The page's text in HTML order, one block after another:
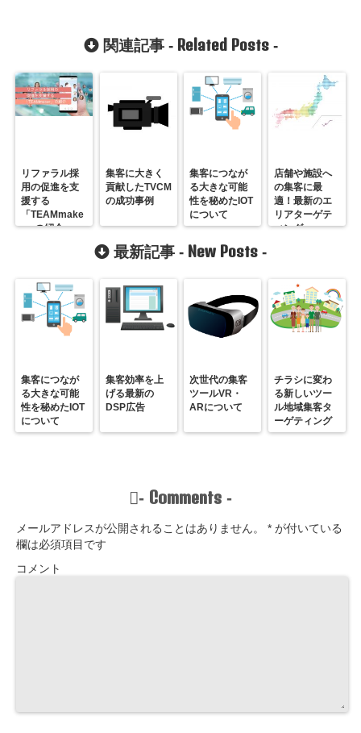
関連記事 - Related Posts-
リファラル採
用の促進を支
援する
「TEAMmake
r」の紹介
集客に大きく
貢献したTVCM
の成功事例
集客につなが
る大きな可能
性を秘めたIOT
について
店舗や施設へ
の集客に最
適！最新のエ
リアターゲテ
ィング
最新記事 - New Posts -
集客につなが
る大きな可能
性を秘めたIOT
について
集客効率を上
げる最新の
DSP広告
次世代の集客
ツールVR・
ARについて
チラシに変わ
る新しいツー
ル地域集客タ
ーゲティング
- Comments -
メールアドレスが公開されることはありません。 * が付いている
欄は必須項目です
コメント